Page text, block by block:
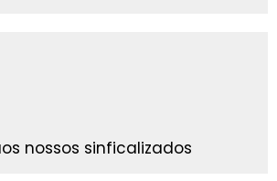
nossos sinficalizados